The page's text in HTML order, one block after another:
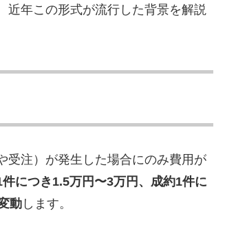
ット分析からフォーム営業で温度感
訪問営業もサポート可能
アポイント獲得実績
や中小企業の実績が豊富
品質も確保
両方に対応した営業代行
近年この形式が流行した背景を解説
受注）が発生した場合にのみ費用が
につき1.5万円〜3万円、成約1件に
動 します。